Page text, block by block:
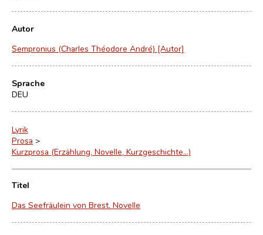
Autor
Sempronius (Charles Théodore André) [Autor]
Sprache
DEU
Lyrik
Prosa >
Kurzprosa (Erzählung, Novelle, Kurzgeschichte…)
Titel
Das Seefräulein von Brest. Novelle